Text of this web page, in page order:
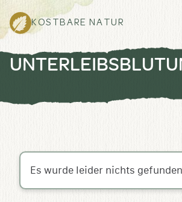
KOSTBARE NATUR
Es wurde leider nichts